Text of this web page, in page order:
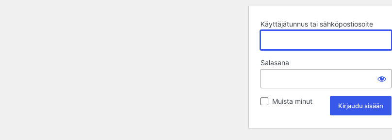
Käyttäjätunnus tai sähköpostiosoite
Salasana
Muista minut